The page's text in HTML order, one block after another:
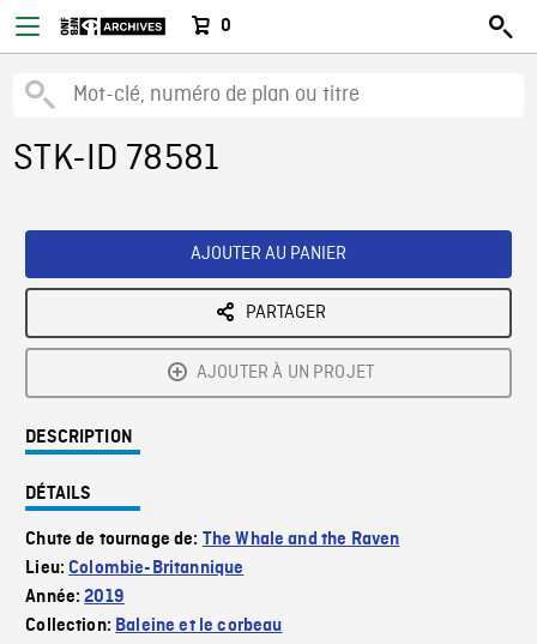
0
STK-ID 78581
AJOUTER AU PANIER
PARTAGER
AJOUTER À UN PROJET
DESCRIPTION
DÉTAILS
Chute de tournage de: The Whale and the Raven
Lieu:Colombie-Britannique
Année:2019
Collection: Baleine et le corbeau